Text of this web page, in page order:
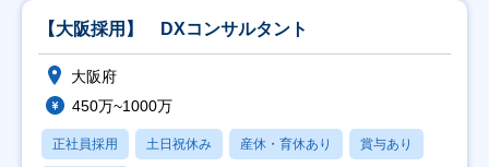
【大阪採用】 DXコンサルタント
大阪府
450万~1000万
正社員採用 土日祝休み 産休・育休あり 賞与あり